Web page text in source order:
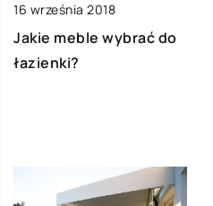
16 września 2018
Jakie meble wybrać do
łazienki?